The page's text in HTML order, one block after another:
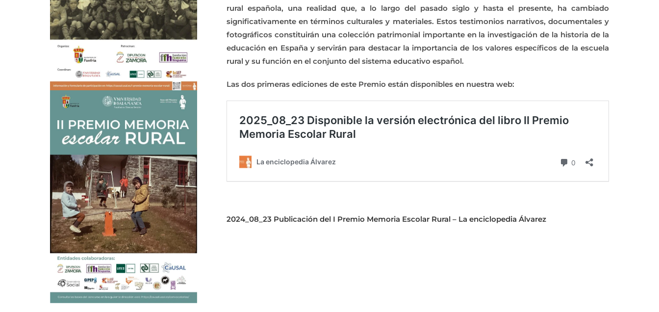
rural española, una realidad que, a lo largo del pasado siglo y hasta el presente, ha cambiado
significativamente en términos culturales y materiales. Estos testimonios narrativos, documentales y
fotográficos constituirán una colección patrimonial importante en la investigación de la historia de la
educación en España y servirán para destacar la importancia de los valores específicos de la escuela
rural y su función en el conjunto del sistema educativo español.
Las dos primeras ediciones de este Premio están disponibles en nuestra web:
2024_08_23 Publicación del I Premio Memoria Escolar Rural – La enciclopedia Álvarez